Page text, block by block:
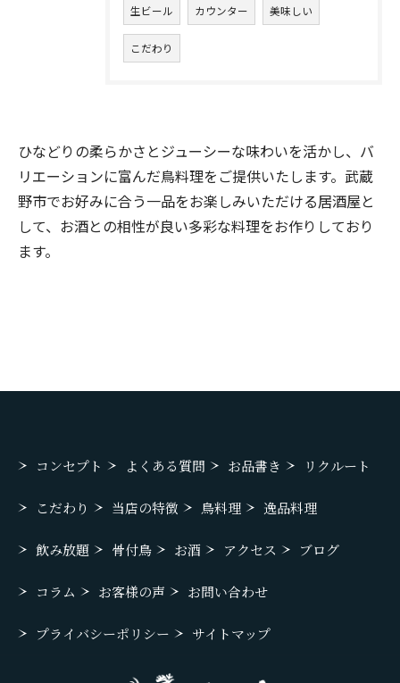
生ビール カウンター 美味しい
こだわり
ひなどりの柔らかさとジューシーな味わいを活かし、バ
リエーションに富んだ鳥料理をご提供いたします。武蔵
野市でお好みに合う一品をお楽しみいただける居酒屋と
して、お酒との相性が良い多彩な料理をお作りしており
ます。
コンセプト よくある質問 お品書き リクルート
こだわり 当店の特徴 鳥料理 逸品料理
飲み放題 骨付鳥 お酒 アクセス ブログ
コラム お客様の声 お問い合わせ
プライバシーポリシー サイトマップ
ご予約はこちら